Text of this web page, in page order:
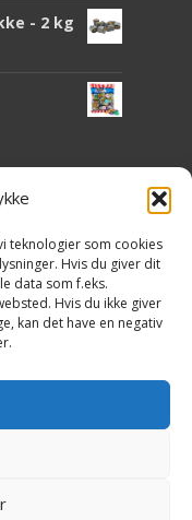
teknologier som cookies
Hvis du giver dit
data som f.eks.
Hvis du ikke giver
kan det have en negativ
- 2 kg